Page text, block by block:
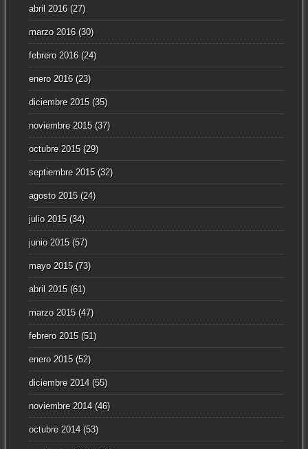
abril 2016(27)
marzo 2016(30)
febrero 2016(24)
enero 2016(23)
diciembre 2015(35)
noviembre 2015(37)
octubre 2015(29)
septiembre 2015(32)
agosto 2015(24)
julio 2015(34)
junio 2015(57)
mayo 2015(73)
abril 2015(61)
marzo 2015(47)
febrero 2015(51)
enero 2015(52)
diciembre 2014(55)
noviembre 2014(46)
octubre 2014(53)